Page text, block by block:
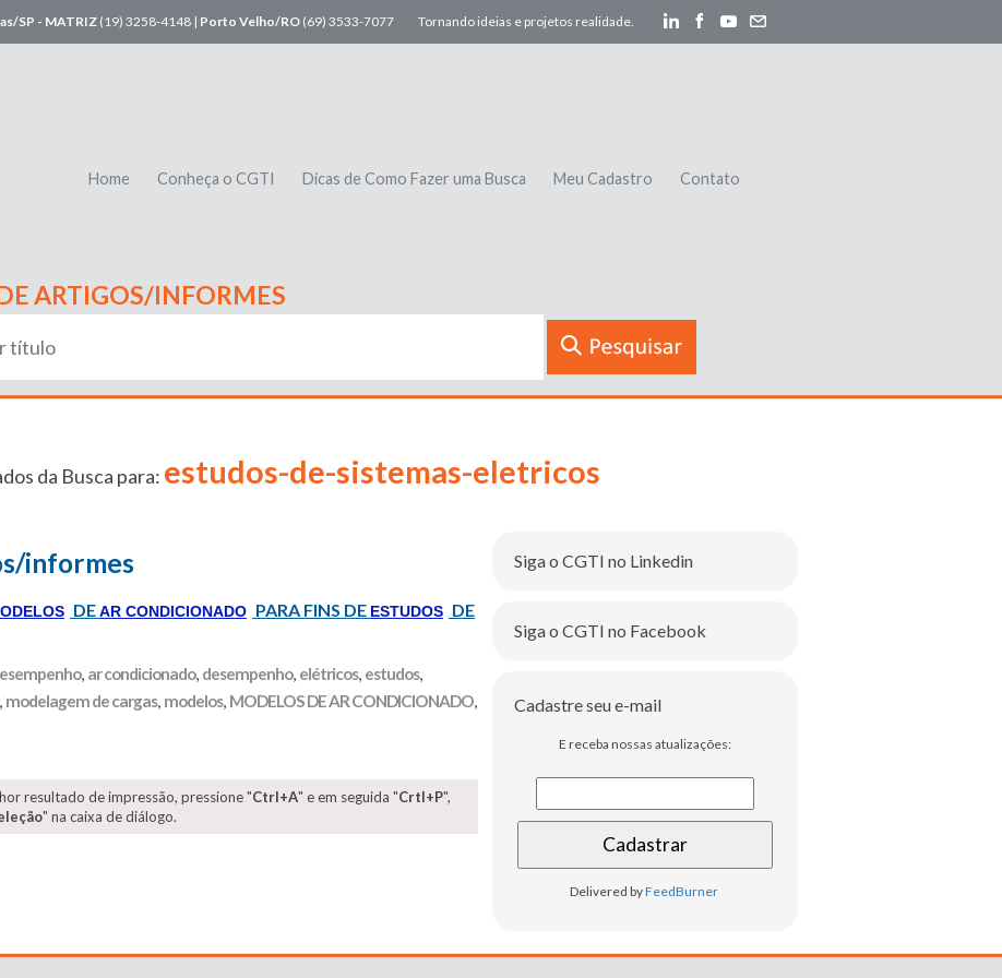
SP - MATRIZ (19) 3258-4148 | Porto Velho/RO (69) 3533-7077 Tornando ideias e projetos realidade.
Home Conheça o CGTI Dicas de Como Fazer uma Busca Meu Cadastro Contato
ARTIGOS/INFORMES
da Busca para: estudos-de-sistemas-eletricos
informes
DEAR CONDICIONADO PARA FINS DE ESTUDOS DE
, ar condicionado, desempenho, elétricos, estudos,
, modelagem de cargas, modelos, MODELOS DE AR CONDICIONADO,
resultado de impressão, pressione "Ctrl+A" e em seguida "Crtl+P",
" na caixa de diálogo.
Siga o CGTI no Linkedin
Siga o CGTI no Facebook
Cadastre seu e-mail
E receba nossas atualizações:
Delivered byFeedBurner